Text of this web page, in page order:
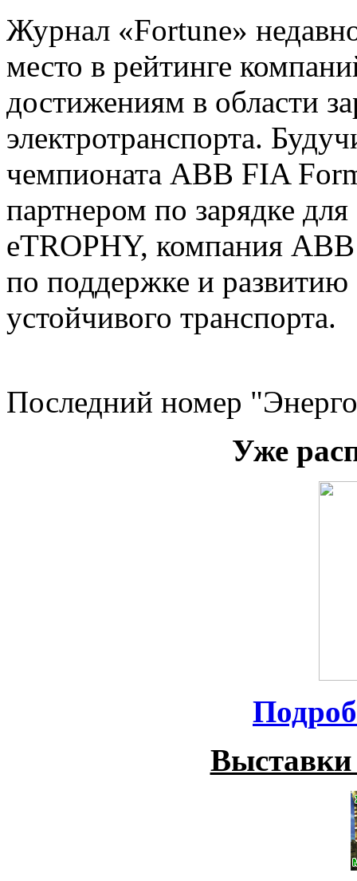
Журнал «Fortune»
место в рейтинге
достижениям в области
электротранспорта.
чемпионата АBB FIA
партнером по зарядке
eTROPHY, компания АBB
по поддержке и развитию
устойчивого транспорта.
Последний номер
Уже